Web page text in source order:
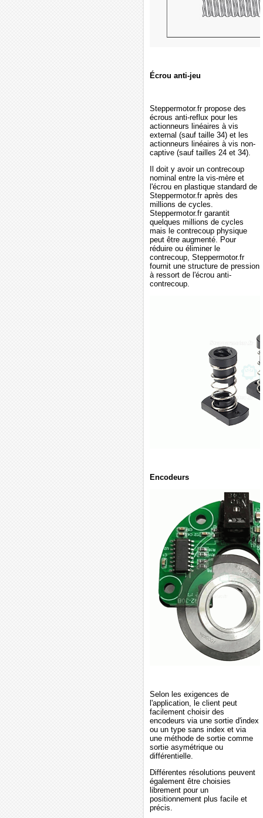
Écrou anti-jeu
Steppermotor.fr propose des
écrous anti-reflux pour les
actionneurs linéaires à vis
external (sauf taille 34) et les
actionneurs linéaires à vis non-
captive (sauf tailles 24 et 34).
Il doit y avoir un contrecoup
nominal entre la vis-mère et
l'écrou en plastique standard de
Steppermotor.fr après des
millions de cycles.
Steppermotor.fr garantit
quelques millions de cycles
mais le contrecoup physique
peut être augmenté. Pour
réduire ou éliminer le
contrecoup, Steppermotor.fr
fournit une structure de pression
à ressort de l'écrou anti-
contrecoup.
Encodeurs
Selon les exigences de
l'application, le client peut
facilement choisir des
encodeurs via une sortie d'index
ou un type sans index et via
une méthode de sortie comme
sortie asymétrique ou
différentielle.
Différentes résolutions peuvent
également être choisies
librement pour un
positionnement plus facile et
précis.